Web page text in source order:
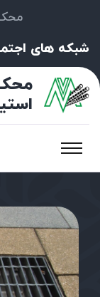
شبکه های